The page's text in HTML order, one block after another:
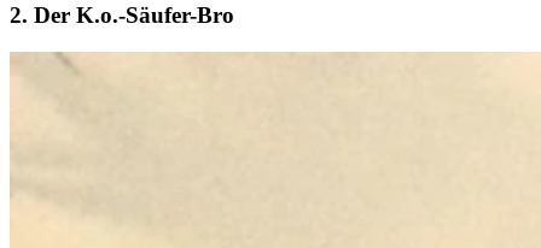
2. Der K.o.-Säufer-Bro